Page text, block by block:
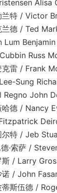
Alisa
/ Victor
Ted
Russ
Frank
Richard
John Del
Nancy
特 / Jeb
/ Steven
德 / Roger